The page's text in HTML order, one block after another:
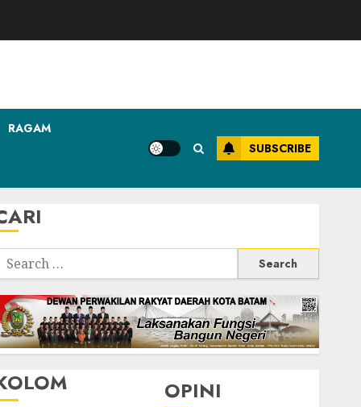
RAGAM
SUBSCRIBE
Search
OPINI